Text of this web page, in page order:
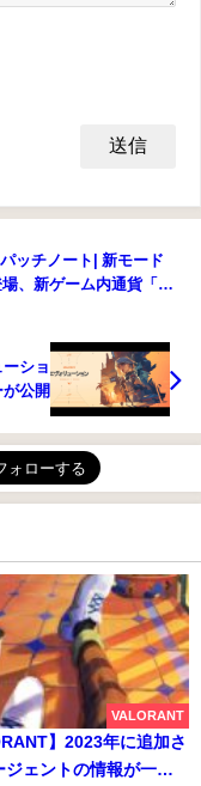
ッチノート| 新モード
、新ゲーム内通貨「キ
ショ
公開
VALORANT
】2023年に追加さ
ジェントの情報が一部